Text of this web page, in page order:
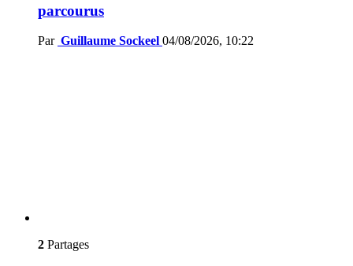
parcourus
Par Guillaume Sockeel 04/08/2026, 10:22
2 Partages